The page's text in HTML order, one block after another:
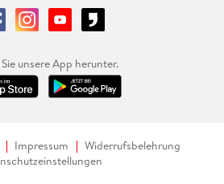
unsere App herunter.
Impressum
Widerrufsbelehrung